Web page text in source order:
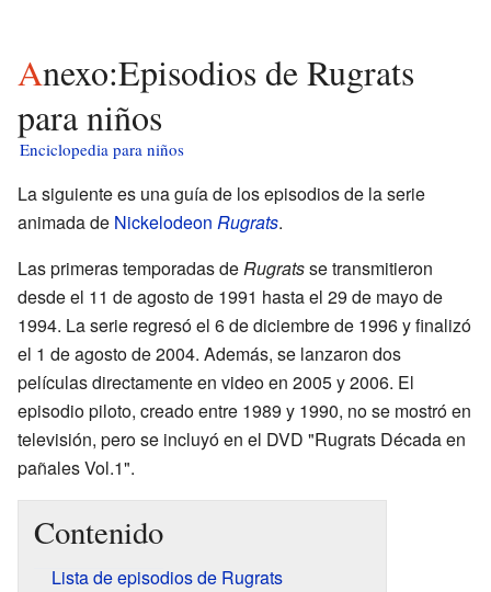
Anexo:Episodios de Rugrats
para niños
Enciclopedia para niños
La siguiente es una guía de los episodios de la serie
animada de Nickelodeon Rugrats.
Las primeras temporadas deRugratsse transmitieron
desde el 11 de agosto de 1991 hasta el 29 de mayo de
1994. La serie regresó el 6 de diciembre de 1996 y finalizó
el 1 de agosto de 2004. Además, se lanzaron dos
películas directamente en video en 2005 y 2006. El
episodio piloto, creado entre 1989 y 1990, no se mostró en
televisión, pero se incluyó en el DVD "Rugrats Década en
pañales Vol.1".
Contenido
Lista de episodios de Rugrats